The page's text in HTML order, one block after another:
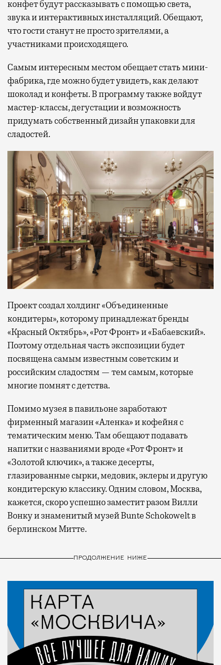
конфет будут рассказывать с помощью света,
звука и интерактивных инсталляций. Обещают,
что гости станут не просто зрителями, а
участниками происходящего.
Самым интересным местом обещает стать мини-
фабрика, где можно будет увидеть, как делают
шоколад и конфеты. В программу также войдут
мастер-классы, дегустации и возможность
придумать собственный дизайн упаковки для
сладостей.
Проект создал холдинг «Объединенные
кондитеры», которому принадлежат бренды
«Красный Октябрь», «Рот Фронт» и «Бабаевский».
Поэтому отдельная часть экспозиции будет
посвящена самым известным советским и
российским сладостям — тем самым, которые
многие помнят с детства.
Помимо музея в павильоне заработают
фирменный магазин «Аленка» и кофейня с
тематическим меню. Там обещают подавать
напитки с названиями вроде «Рот Фронт» и
«Золотой ключик», а также десерты,
глазированные сырки, медовик, эклеры и другую
кондитерскую классику. Одним словом, Москва,
кажется, скоро успешно заместит разом Вилли
Вонку и знаменитый музей Bunte Schokowelt в
берлинском Митте.
ПРОДОЛЖЕНИЕ НИЖЕ